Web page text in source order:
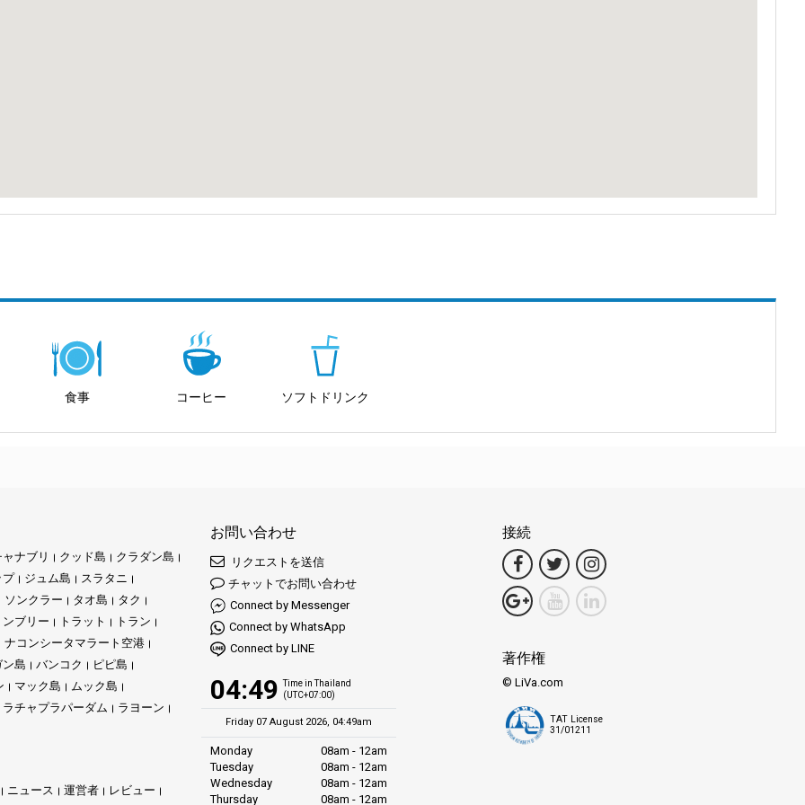
食事 コーヒー ソフトドリンク
ナブリ クッド島
クラダン島
プ ジュム島
スラタニ
ソンクラー タオ島
タク
ンブリー トラット
トラン
ナコンシータマラート空港
島 バンコク
ピピ島
マック島
ムック島
ラチャプラパーダム
ラヨーン
ニュース 運営者 レビュー
お問い合わせ
リクエストを送信
チャットでお問い合わせ
Connect by Messenger
Connect by WhatsApp
Connect by LINE
04:49 Time in Thailand
(UTC+07:00)
Friday 07 August 2026, 04:49am
Monday
08am - 12am
Tuesday
08am - 12am
Wednesday
08am - 12am
Thursday
08am - 12am
接続
著作権
© LiVa.com
TAT License
31/01211